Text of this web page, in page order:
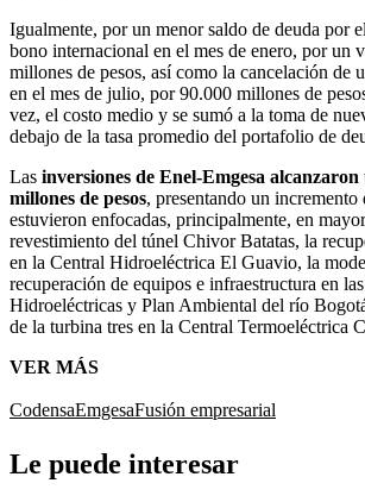
Igualmente, por un menor saldo de deuda por
bono internacional en el mes de enero, por un
millones de pesos, así como la cancelación de
en el mes de julio, por 90.000 millones de
vez, el costo medio y se sumó a la toma de
debajo de la tasa promedio del portafolio de
Las inversiones de Enel-Emgesa
millones de pesos, presentando un incremento
estuvieron enfocadas, principalmente, en
revestimiento del túnel Chivor Batatas, la
en la Central Hidroeléctrica El Guavio, la
recuperación de equipos e infraestructura en
Hidroeléctricas y Plan Ambiental del río
de la turbina tres en la Central Termoeléctrica
VER MÁS
CodensaEmgesaFusión empresarial
Le puede interesar